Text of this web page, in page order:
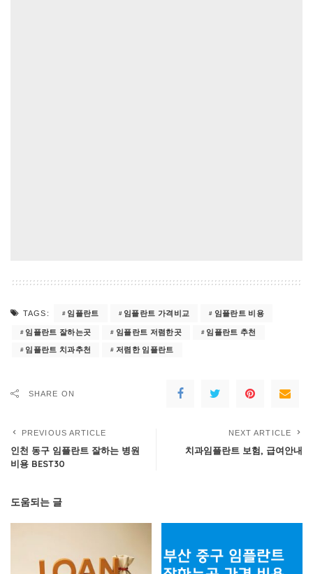
TAGS: 임플란트 임플란트 가격비교 임플란트 비용
임플란트 잘하는곳 임플란트 저렴한곳 임플란트 추천
임플란트 치과추천 저렴한 임플란트
SHARE ON
PREVIOUS ARTICLE
인천 동구 임플란트 잘하는 병원
비용 BEST30
NEXT ARTICLE
치과임플란트 보험, 급여안내
도움되는 글